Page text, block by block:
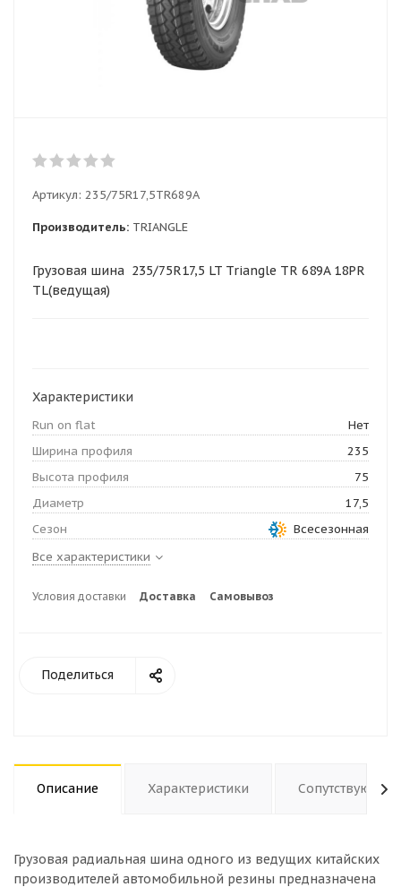
Артикул: 235/75R17,5TR689A
Производитель: TRIANGLE
Грузовая шина 235/75R17,5 LT Triangle TR 689A 18PR
TL(ведущая)
Характеристики
Run on flat
Нет
Ширина профиля
235
Высота профиля
75
Диаметр
17,5
Сезон
Всесезонная
Все характеристики
Условия доставки Доставка Самовывоз
Поделиться
Описание Характеристики
Грузовая радиальная шина одного из ведущих китайских
производителей автомобильной резины предназначена